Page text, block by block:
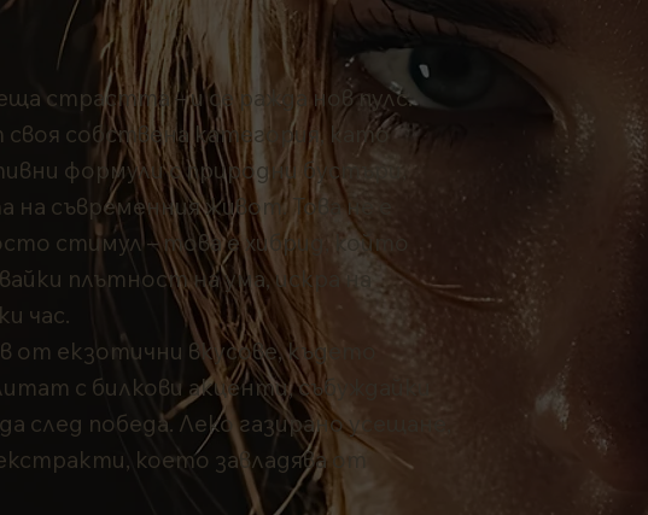
страстта – и се ражда нов пулс.
своя собствена категория, като
формули с природни бустъри,
съвременния живот. Това не е
стимул – това е хибрид, който
плътност на ума, искра на
час.
от екзотични вкусове, където
с билкови акценти, събуждайки
след победа. Леко газирано усещане,
което завладява от